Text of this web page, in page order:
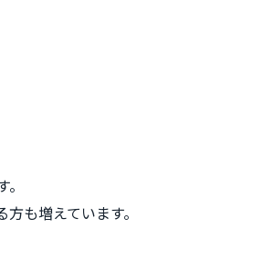
も増えています。